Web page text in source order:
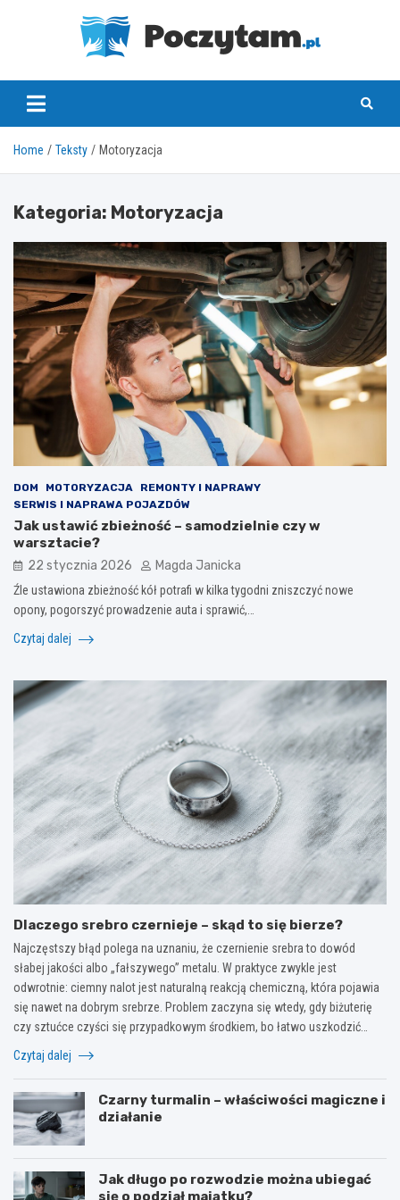
poczytam.pl
Home Teksty Motoryzacja
Kategoria: Motoryzacja
DOM MOTORYZACJA
REMONTY I NAPRAWY
SERWIS I NAPRAWA POJAZDÓW
Jak ustawić zbieżność – samodzielnie czy w
warsztacie?
22 stycznia 2026 Magda Janicka
Źle ustawiona zbieżność kół potrafi w kilka tygodni zniszczyć nowe
opony, pogorszyć prowadzenie auta i sprawić,…
Czytaj dalej
Dlaczego srebro czernieje – skąd to się bierze?
Najczęstszy błąd polega na uznaniu, że czernienie srebra to dowód
słabej jakości albo „fałszywego” metalu. W praktyce zwykle jest
odwrotnie: ciemny nalot jest naturalną reakcją chemiczną, która pojawia
się nawet na dobrym srebrze. Problem zaczyna się wtedy, gdy biżuterię
czy sztućce czyści się przypadkowym środkiem, bo łatwo uszkodzić…
Czytaj dalej
Czarny turmalin – właściwości magiczne i
działanie
Jak długo po rozwodzie można ubiegać
się o podział majątku?